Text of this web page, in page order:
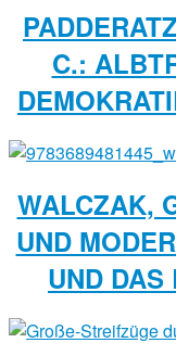
C.:
WALCZAK,
UND
UND DAS